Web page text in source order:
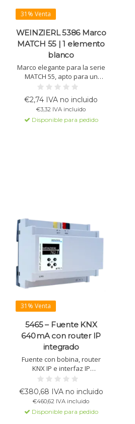
31% Venta
WEINZIERL 5386 Marco
MATCH 55 | 1 elemento
blanco
Marco elegante para la serie
MATCH 55, apto para un
pulsador. Disponible en
blanco brillante o antracita
mate. Fácil instalación para
configuraciones estándar.
€2,74 IVA no incluido
€3,32 IVA incluido
Disponible para pedido
31% Venta
5465 – Fuente KNX
640 mA con router IP
integrado
Fuente con bobina, router
KNX IP e interfaz IP
integrados. Admite KNX
Security, tunelización,
enrutamiento y salida de
tensión auxiliar además de la
del bus.
€380,68 IVA no incluido
€460,62 IVA incluido
Disponible para pedido